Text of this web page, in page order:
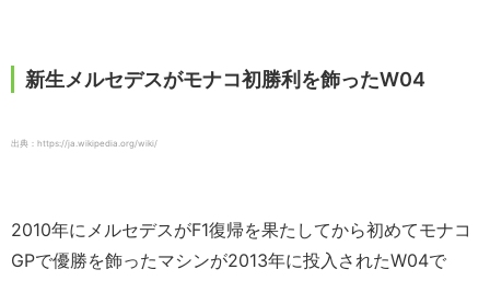
新生メルセデスがモナコ初勝利を飾ったW04
出典：https://ja.wikipedia.org/wiki/
2010年にメルセデスがF1復帰を果たしてから初めてモナコ
GPで優勝を飾ったマシンが2013年に投入されたW04で